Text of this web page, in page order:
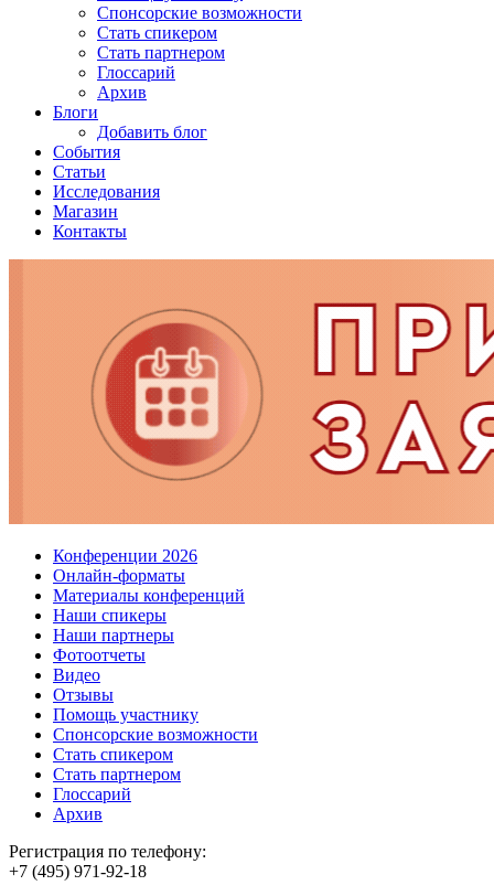
Спонсорские возможности
Стать спикером
Стать партнером
Глоссарий
Архив
Блоги
Добавить блог
События
Статьи
Исследования
Магазин
Контакты
Конференции 2026
Онлайн-форматы
Материалы конференций
Наши спикеры
Наши партнеры
Фотоотчеты
Видео
Отзывы
Помощь участнику
Спонсорские возможности
Стать спикером
Стать партнером
Глоссарий
Архив
Регистрация по телефону:
+7 (495) 971-92-18